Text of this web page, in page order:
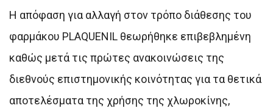
Η απόφαση για αλλαγή στον τρόπο διάθεσης του
φαρμάκου PLAQUENIL θεωρήθηκε επιβεβλημένη
καθώς μετά τις πρώτες ανακοινώσεις της
διεθνούς επιστημονικής κοινότητας για τα θετικά
αποτελέσματα της χρήσης της χλωροκίνης,